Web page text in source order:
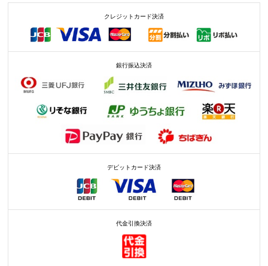
クレジットカード決済
銀行振込決済
デビットカード決済
代金引換決済